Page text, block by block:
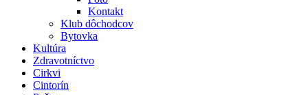
Kontakt
Klub dôchodcov
Bytovka
Kultúra
Zdravotníctvo
Cirkvi
Cintorín